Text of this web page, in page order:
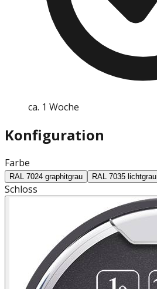
ca. 1 Woche
Konfiguration
Farbe
RAL 7024 graphitgrau RAL 7035 lichtgrau
Schloss